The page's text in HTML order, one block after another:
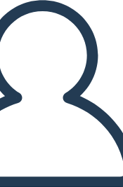
DE SLIDES
MIM